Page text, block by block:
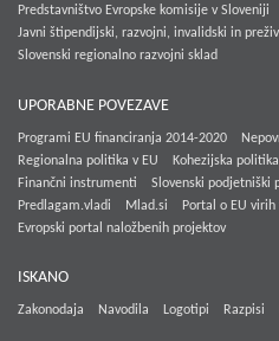
Predstavništvo Evropske komisije v Sloveniji
Javni štipendijski, razvojni, invalidski in
Slovenski regionalno razvojni sklad
UPORABNE POVEZAVE
Programi EU financiranja 2014-2020
Regionalna politika v EU
Kohezijska
Finančni instrumenti
Slovenski podjetniški
Predlagam.vladi
Mlad.si
Portal o EU
Evropski portal naložbenih projektov
ISKANO
Zakonodaja Navodila Logotipi Razpisi